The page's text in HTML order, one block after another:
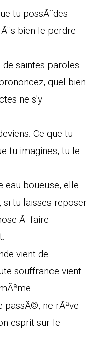
tu possÃ¨des
bien le perdre
saintes paroles
quel bien
ne s'y
Ce que tu
tu imagines, tu le
eau boueuse, elle
tu laisses reposer
Ã faire
vient de
souffrance vient
passÃ©, ne rÃªve
esprit sur le